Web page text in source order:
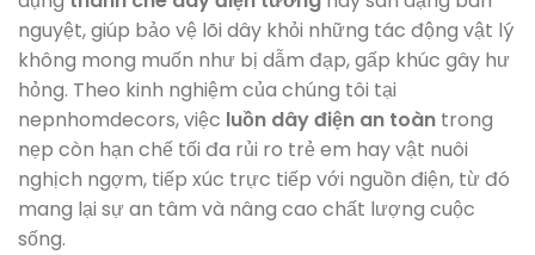
nguyệt, giúp bảo vệ lõi dây khỏi những tác động vật lý
không mong muốn như bị dẫm đạp, gấp khúc gây hư
hỏng. Theo kinh nghiệm của chúng tôi tại
nepnhomdecors, việc luồn dây điện an toàn trong
nẹp còn hạn chế tối đa rủi ro trẻ em hay vật nuôi
nghịch ngợm, tiếp xúc trực tiếp với nguồn điện, từ đó
mang lại sự an tâm và nâng cao chất lượng cuộc
sống.